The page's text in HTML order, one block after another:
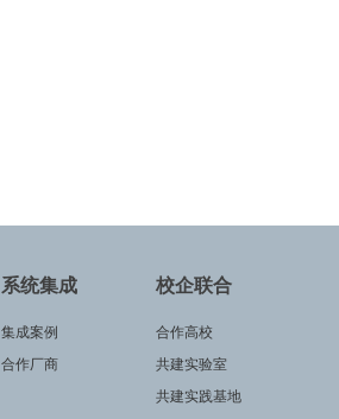
系统集成
集成案例
合作厂商
校企联合
合作高校
共建实验室
共建实践基地